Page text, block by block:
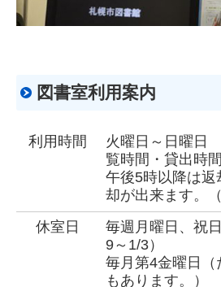
図書室利用案内
利用時間
火曜日～日曜日
覧時間・貸出時間
午後5時以降は返
却が出来ます。
休室日
毎週月曜日、祝
9～1/3）
毎月第4金曜日（
もあります。）